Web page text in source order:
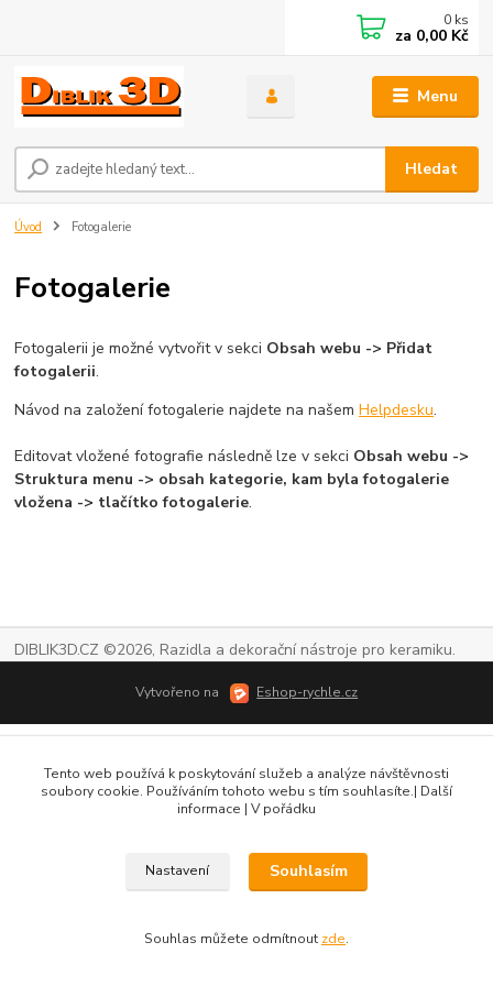
Menu
Hledat
0 ks
za 0,00 Kč
Úvod Fotogalerie
Fotogalerie
Fotogalerii je možné vytvořit v sekci Obsah webu -> Přidat
fotogalerii.
Návod na založení fotogalerie najdete na našemHelpdesku.
Editovat vložené fotografie následně lze v sekci Obsah webu ->
Struktura menu -> obsah kategorie, kam byla fotogalerie
vložena -> tlačítko fotogalerie.
DIBLIK3D.CZ ©2026, Razidla a dekorační nástroje pro keramiku.
Vytvořeno na Eshop-rychle.cz
Tento web používá k poskytování služeb a analýze návštěvnosti
soubory cookie. Používáním tohoto webu s tím souhlasíte.| Další
informace | V pořádku
Nastavení Souhlasím
Souhlas můžete odmítnout zde.